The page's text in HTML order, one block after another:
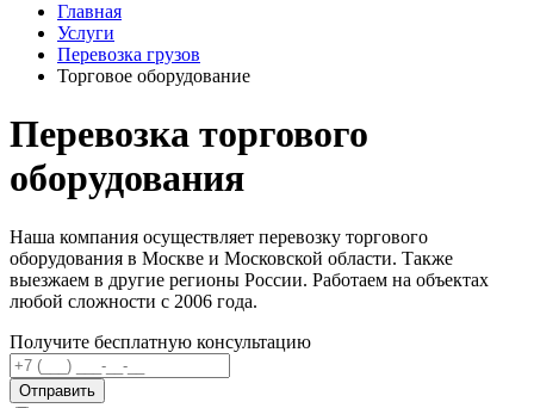
Главная
Услуги
Перевозка грузов
Торговое оборудование
Перевозка торгового
оборудования
Наша компания осуществляет перевозку торгового
оборудования в Москве и Московской области. Также
выезжаем в другие регионы России. Работаем на объектах
любой сложности с 2006 года.
Получите бесплатную консультацию
Отправить